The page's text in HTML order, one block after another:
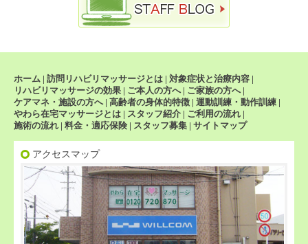
ホーム | 訪問リハビリマッサージとは | 対象症状と治療内容 |
リハビリマッサージの効果 | ご本人の方へ| ご家族の方へ|
ケアマネ・施設の方へ| 高齢者の身体的特徴 | 運動訓練・動作訓練 |
やわら在宅マッサージとは | スタッフ紹介 | ご利用の流れ |
施術の流れ | 料金・適応保険 | スタッフ募集 | サイトマップ
アクセスマップ